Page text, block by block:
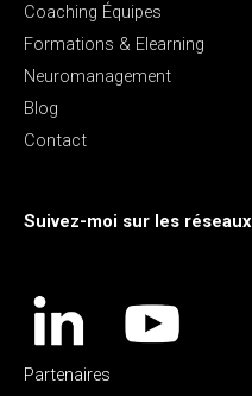
Coaching Équipes
Formations & Elearning
Neuromanagement
Blog
Contact
Suivez-moi sur les réseaux
Partenaires